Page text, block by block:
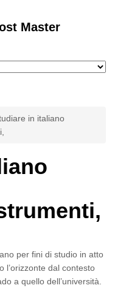
Master
in italiano
per fini di studio in atto
l’orizzonte dal contesto
a quello dell’università.